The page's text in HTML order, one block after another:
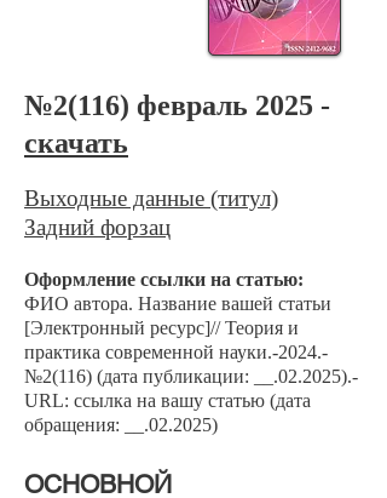
№2(116) февраль 2025 -
скачать
Выходные данные (титул)
Задний форзац
Оформление ссылки на статью:
ФИО автора. Название вашей статьи
[Электронный ресурс]// Теория и
практика современной науки.-2024.-
№2(116) (дата публикации: __.02.2025).-
URL: ссылка на вашу статью (дата
обращения: __.02.2025)
​ОСНОВНОЙ